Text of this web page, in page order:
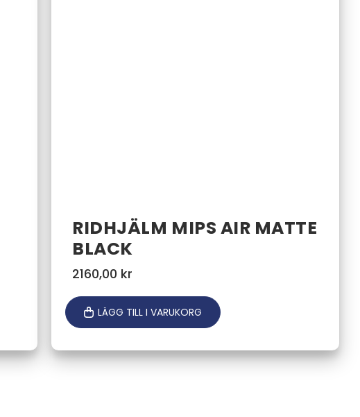
RIDHJÄLM MIPS AIR MATTE
BLACK
2160,00 kr
LÄGG TILL I VARUKORG